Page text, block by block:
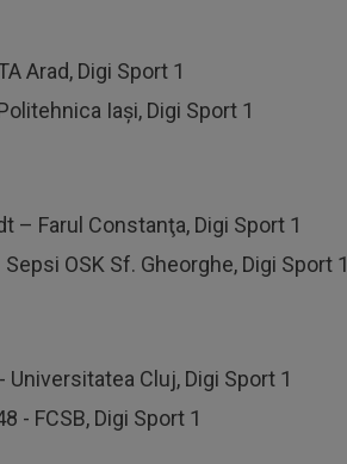
Arad, Digi Sport 1
Iaşi, Digi Sport 1
– Farul Constanţa, Digi Sport 1
OSK Sf. Gheorghe, Digi Sport 1
Cluj, Digi Sport 1
- FCSB, Digi Sport 1